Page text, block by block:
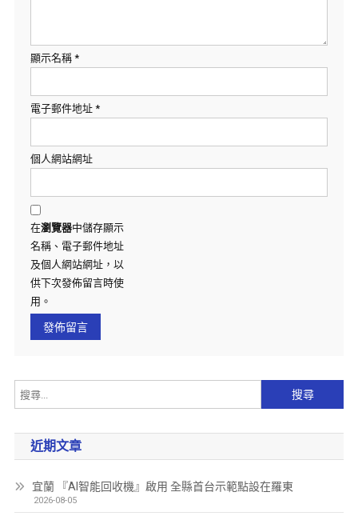
顯示名稱 *
電子郵件地址 *
個人網站網址
在瀏覽器中儲存顯示
名稱、電子郵件地址
及個人網站網址，以
供下次發佈留言時使
用。
近期文章
宜蘭 『AI智能回收機』啟用 全縣首台示範點設在羅東
2026-08-05